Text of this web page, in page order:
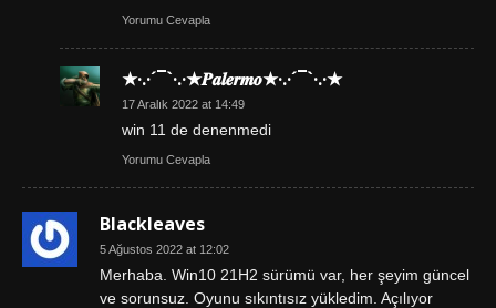
Yorumu Cevapla
★·.·´¯`·.·★𝑷𝒂𝒍𝒆𝒓𝒎𝒐★·.·´¯`·.·★
17 Aralık 2022 at 14:49
win 11 de denenmedi
Yorumu Cevapla
Blackleaves
5 Ağustos 2022 at 12:02
Merhaba. Win10 21H2 sürümü var, her şeyim güncel
ve sorunsuz. Oyunu sıkıntısız yükledim. Açılıyor